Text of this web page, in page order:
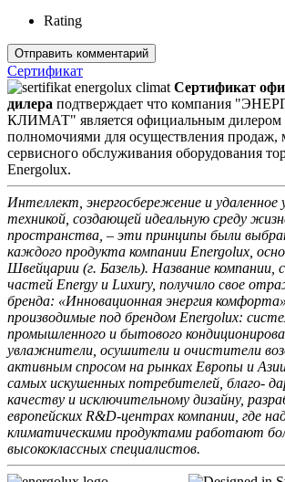
Rating
Сертификат
Сертификат
дилера подтверждает что компания
КЛИМАТ" является официальным дилером
полномочиями для осуществления продаж,
сервисного обслуживания оборудования
Energolux.
Интеллект, энергосбережение и удаленное
техникой, создающей идеальную среду
пространства, – эти принципы были
каждого продукта компании Energolux,
Швейцарии (г. Базель). Название компании,
частей Energy и Luxury, получило свое
бренда: «Инновационная энергия
производимые под брендом Energolux:
промышленного и бытового
увлажнители, осушители и очистители
активным спросом на рынках Европы и
самых искушенных потребителей, благо-
качеству и исключительному дизайну,
европейских R&D-центрах компании, где
климатическими продуктами работают
высококлассных специалистов.